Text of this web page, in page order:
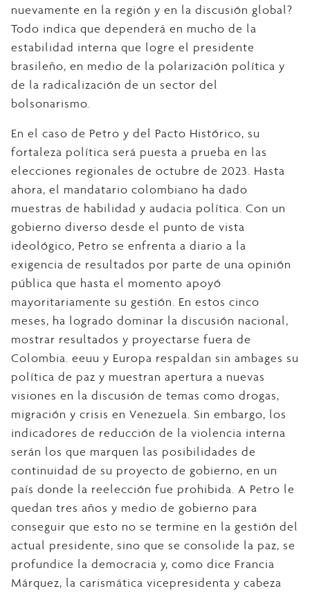
nuevamente en la región y en la discusión global?
Todo indica que dependerá en mucho de la
estabilidad interna que logre el presidente
brasileño, en medio de la polarización política y
de la radicalización de un sector del
bolsonarismo.
En el caso de Petro y del Pacto Histórico, su
fortaleza política será puesta a prueba en las
elecciones regionales de octubre de 2023. Hasta
ahora, el mandatario colombiano ha dado
muestras de habilidad y audacia política. Con un
gobierno diverso desde el punto de vista
ideológico, Petro se enfrenta a diario a la
exigencia de resultados por parte de una opinión
pública que hasta el momento apoyó
mayoritariamente su gestión. En estos cinco
meses, ha logrado dominar la discusión nacional,
mostrar resultados y proyectarse fuera de
Colombia. eeuu y Europa respaldan sin ambages su
política de paz y muestran apertura a nuevas
visiones en la discusión de temas como drogas,
migración y crisis en Venezuela. Sin embargo, los
indicadores de reducción de la violencia interna
serán los que marquen las posibilidades de
continuidad de su proyecto de gobierno, en un
país donde la reelección fue prohibida. A Petro le
quedan tres años y medio de gobierno para
conseguir que esto no se termine en la gestión del
actual presidente, sino que se consolide la paz, se
profundice la democracia y, como dice Francia
Márquez, la carismática vicepresidenta y cabeza